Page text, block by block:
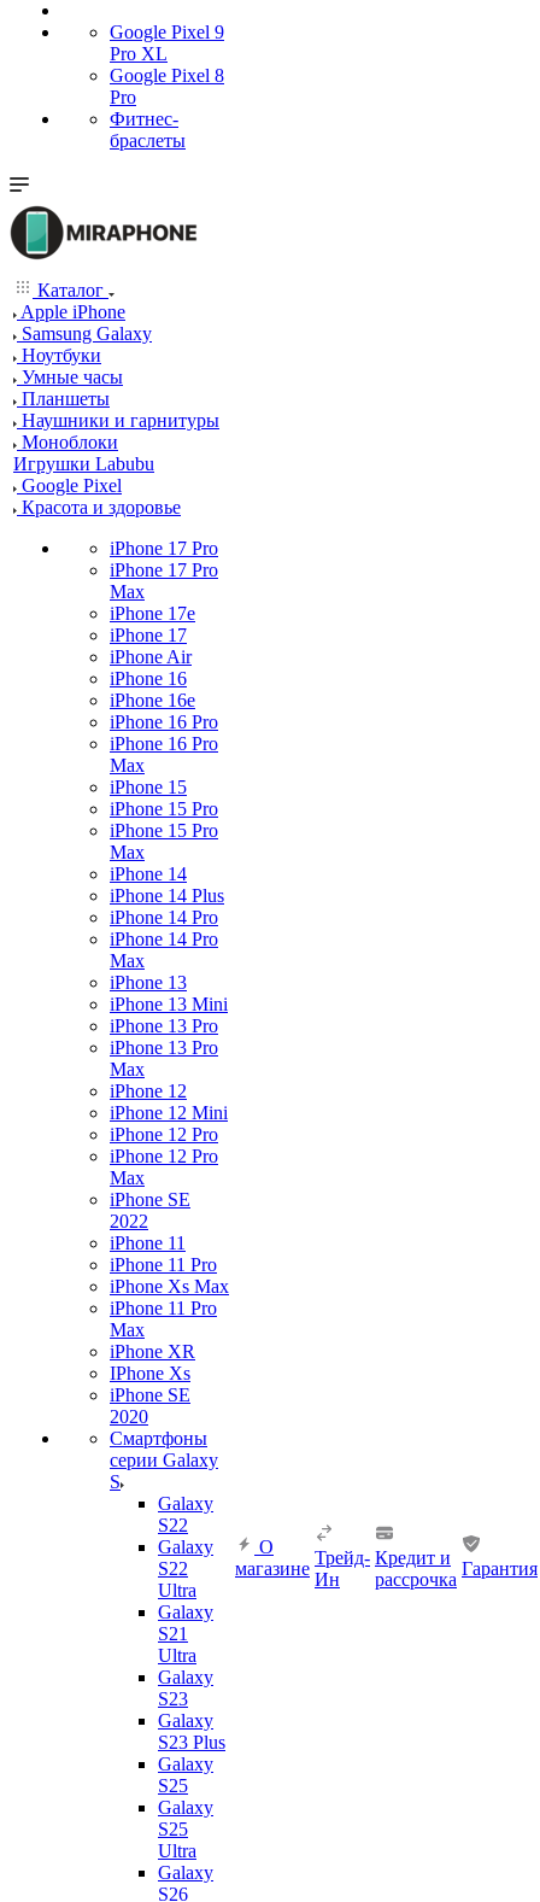
Google Pixel 9
Pro XL
Google Pixel 8
Pro
Фитнес-
браслеты
Каталог
Apple iPhone
Samsung Galaxy
Ноутбуки
Умные часы
Планшеты
Наушники и гарнитуры
Моноблоки
Игрушки Labubu
Google Pixel
Красота и здоровье
iPhone 17 Pro
iPhone 17 Pro
Max
iPhone 17e
iPhone 17
iPhone Air
iPhone 16
iPhone 16e
iPhone 16 Pro
iPhone 16 Pro
Max
iPhone 15
iPhone 15 Pro
iPhone 15 Pro
Max
iPhone 14
iPhone 14 Plus
iPhone 14 Pro
iPhone 14 Pro
Max
iPhone 13
iPhone 13 Mini
iPhone 13 Pro
iPhone 13 Pro
Max
iPhone 12
iPhone 12 Mini
iPhone 12 Pro
iPhone 12 Pro
Max
iPhone SE
2022
iPhone 11
iPhone 11 Pro
iPhone Xs Max
iPhone 11 Pro
Max
iPhone XR
IPhone Xs
iPhone SE
2020
Смартфоны
серии Galaxy
S
Galaxy
S22
Galaxy
S22
Ultra
Galaxy
S21
Ultra
Galaxy
S23
Galaxy
S23 Plus
Galaxy
S25
Galaxy
S25
Ultra
Galaxy
S26
О
магазине
Трейд-
Ин
Кредит и
рассрочка
Гарантия